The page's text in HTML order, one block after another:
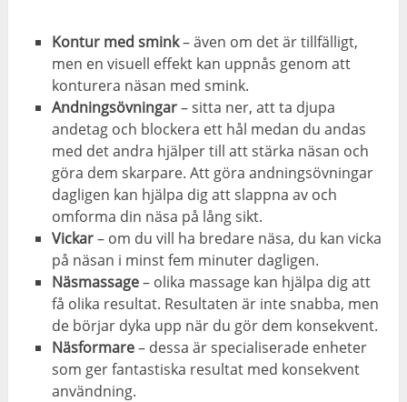
Kontur med smink– även om det är tillfälligt,
men en visuell effekt kan uppnås genom att
konturera näsan med smink.
Andningsövningar– sitta ner, att ta djupa
andetag och blockera ett hål medan du andas
med det andra hjälper till att stärka näsan och
göra dem skarpare. Att göra andningsövningar
dagligen kan hjälpa dig att slappna av och
omforma din näsa på lång sikt.
Vickar– om du vill ha bredare näsa, du kan vicka
på näsan i minst fem minuter dagligen.
Näsmassage– olika massage kan hjälpa dig att
få olika resultat. Resultaten är inte snabba, men
de börjar dyka upp när du gör dem konsekvent.
Näsformare– dessa är specialiserade enheter
som ger fantastiska resultat med konsekvent
användning.